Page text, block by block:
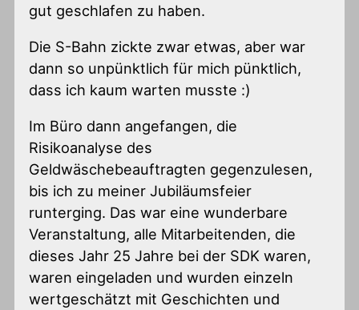
gut geschlafen zu haben.
Die S-Bahn zickte zwar etwas, aber war
dann so unpünktlich für mich pünktlich,
dass ich kaum warten musste :)
Im Büro dann angefangen, die
Risikoanalyse des
Geldwäschebeauftragten gegenzulesen,
bis ich zu meiner Jubiläumsfeier
runterging. Das war eine wunderbare
Veranstaltung, alle Mitarbeitenden, die
dieses Jahr 25 Jahre bei der SDK waren,
waren eingeladen und wurden einzeln
wertgeschätzt mit Geschichten und